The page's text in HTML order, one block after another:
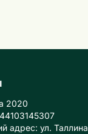
2020
адрес: ул.